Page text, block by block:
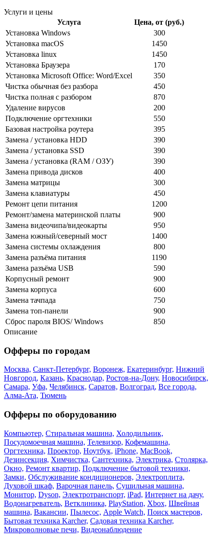
Услуги и цены
Услуга
Цена, от (руб.)
Установка Windows
300
Установка macOS
1450
Установка linux
1450
Установка Браузера
170
Установка Microsoft Office: Word/Excel
350
Чистка обычная без разбора
450
Чистка полная с разбором
870
Удаление вирусов
200
Подключение оргтехники
550
Базовая настройка роутера
395
Замена / установка HDD
390
Замена / установка SSD
390
Замена / установка (RAM / ОЗУ)
390
Замена привода дисков
400
Замена матрицы
300
Замена клавиатуры
450
Ремонт цепи питания
1200
Ремонт/замена материнской платы
900
Замена видеочипа/видеокарты
950
Замена южный/северный мост
1400
Замена системы охлаждения
800
Замена разъёма питания
1190
Замена разъёма USB
590
Корпусный ремонт
900
Замена корпуса
600
Замена тачпада
750
Замена топ-панели
900
Сброс пароля BIOS/ Windows
850
Описание
Офферы по городам
Москва, Санкт-Петербург, Воронеж, Екатеринбург, Нижний
Новгород, Казань, Краснодар, Ростов-на-Дону, Новосибирск,
Самара, Уфа, Челябинск, Саратов, Волгоград, Все города,
Алма-Ата, Тюмень
Офферы по оборудованию
Компьютер, Стиральная машина, Холодильник,
Посудомоечная машина, Телевизор, Кофемашина,
Оргтехника, Проектор, Ноутбук, iPhone, MacBook,
Дезинсекция, Химчистка, Сантехника, Электрика, Столярка,
Окно, Ремонт квартир, Подключение бытовой техники,
Замки, Обслуживание кондиционеров, Электроплита,
Духовой шкаф, Варочная панель, Сушильная машина,
Монитор, Dyson, Электротранспорт, iPad, Интернет на дачу,
Водонагреватель, Ветклиника, PlayStation, Xbox, Швейная
машина, Вакансии, Пылесос, Apple Watch, Поиск мастеров,
Бытовая техника Karcher, Садовая техника Karcher,
Микроволновые печи, Видеонаблюдение